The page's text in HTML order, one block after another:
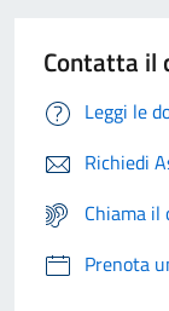
Contatta il
Leggi le
Richiedi
Chiama
Prenota